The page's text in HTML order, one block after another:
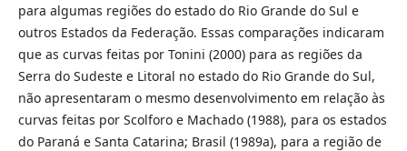
para algumas regiões do estado do Rio Grande do Sul e
outros Estados da Federação. Essas comparações indicaram
que as curvas feitas por Tonini (2000) para as regiões da
Serra do Sudeste e Litoral no estado do Rio Grande do Sul,
não apresentaram o mesmo desenvolvimento em relação às
curvas feitas por Scolforo e Machado (1988), para os estados
do Paraná e Santa Catarina; Brasil (1989a), para a região de